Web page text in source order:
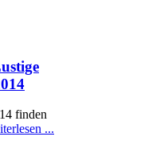
finden
...